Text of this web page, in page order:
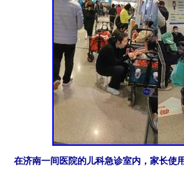
在济南一间医院的儿科急诊室内，家长使